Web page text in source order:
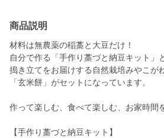
商品説明
材料は無農薬の稲藁と大豆だけ！
自分で作る「手作り藁づと納豆キット」
搗き立てをお届けする自然栽培みやこが
「玄米餅」がセットになっています。
作って楽しむ、食べて楽しむ、お家時間
【手作り藁づと納豆キット】